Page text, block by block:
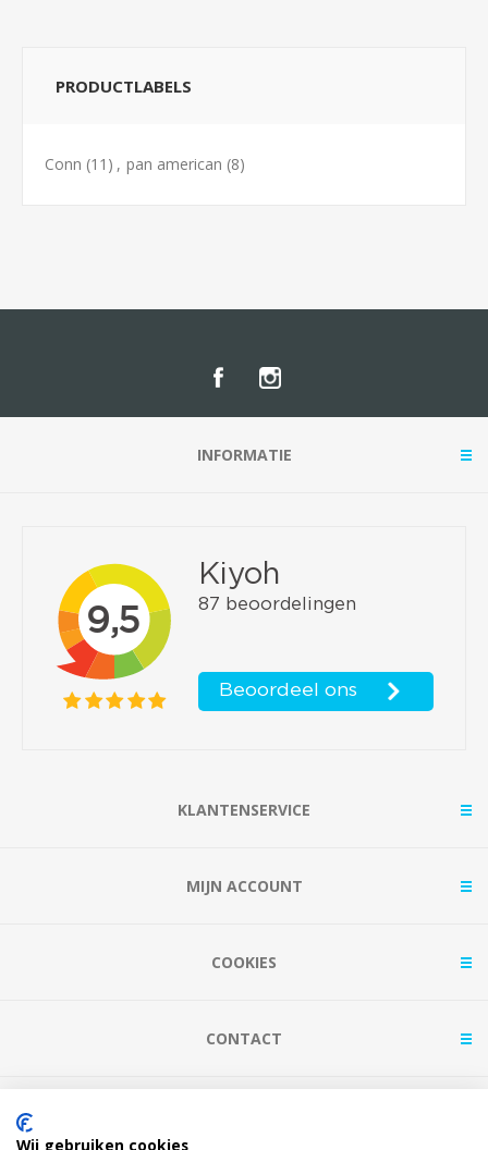
PRODUCTLABELS
Conn (11) , pan american (8)
INFORMATIE
KLANTENSERVICE
MIJN ACCOUNT
COOKIES
CONTACT
Wij gebruiken cookies